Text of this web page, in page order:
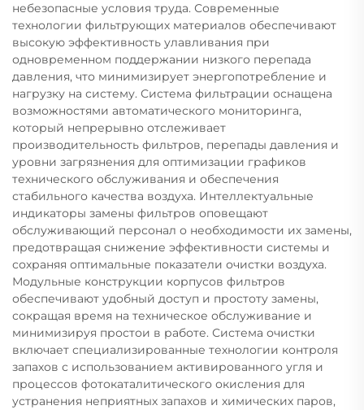
небезопасные условия труда. Современные
технологии фильтрующих материалов обеспечивают
высокую эффективность улавливания при
одновременном поддержании низкого перепада
давления, что минимизирует энергопотребление и
нагрузку на систему. Система фильтрации оснащена
возможностями автоматического мониторинга,
который непрерывно отслеживает
производительность фильтров, перепады давления и
уровни загрязнения для оптимизации графиков
технического обслуживания и обеспечения
стабильного качества воздуха. Интеллектуальные
индикаторы замены фильтров оповещают
обслуживающий персонал о необходимости их замены,
предотвращая снижение эффективности системы и
сохраняя оптимальные показатели очистки воздуха.
Модульные конструкции корпусов фильтров
обеспечивают удобный доступ и простоту замены,
сокращая время на техническое обслуживание и
минимизируя простои в работе. Система очистки
включает специализированные технологии контроля
запахов с использованием активированного угля и
процессов фотокаталитического окисления для
устранения неприятных запахов и химических паров,